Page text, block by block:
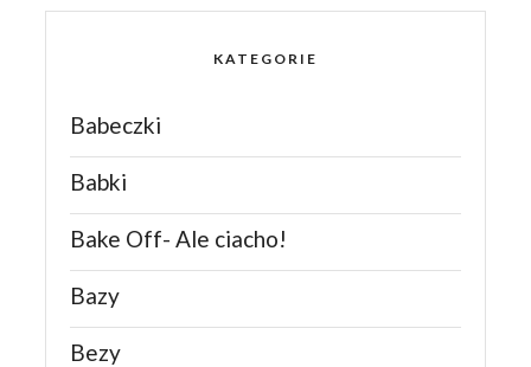
KATEGORIE
Babeczki
Babki
Bake Off- Ale ciacho!
Bazy
Bezy